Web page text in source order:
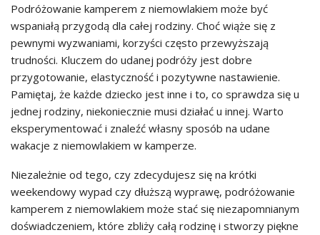
Podróżowanie kamperem z niemowlakiem może być
wspaniałą przygodą dla całej rodziny. Choć wiąże się z
pewnymi wyzwaniami, korzyści często przewyższają
trudności. Kluczem do udanej podróży jest dobre
przygotowanie, elastyczność i pozytywne nastawienie.
Pamiętaj, że każde dziecko jest inne i to, co sprawdza się u
jednej rodziny, niekoniecznie musi działać u innej. Warto
eksperymentować i znaleźć własny sposób na udane
wakacje z niemowlakiem w kamperze.
Niezależnie od tego, czy zdecydujesz się na krótki
weekendowy wypad czy dłuższą wyprawę, podróżowanie
kamperem z niemowlakiem może stać się niezapomnianym
doświadczeniem, które zbliży całą rodzinę i stworzy piękne